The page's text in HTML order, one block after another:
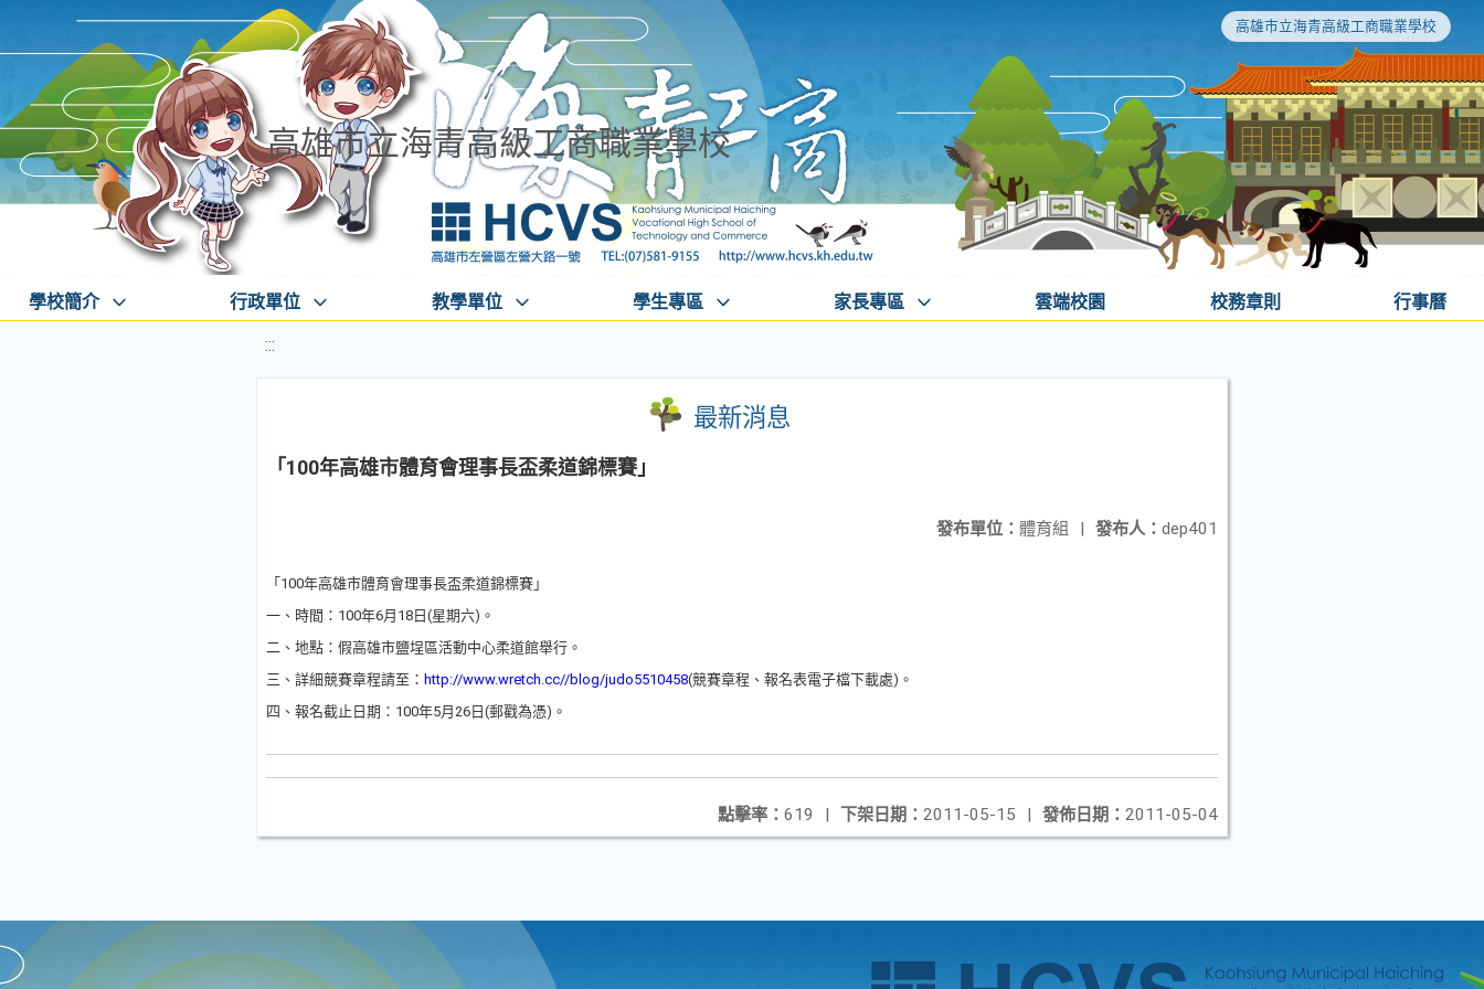
高雄市立海青高級工商職業學校
高雄市立海青高級工商職業學校
學校簡介 行政單位 教學單位 學生專區 家長專區 雲端校園 校務章則 行事曆
:::
最新消息
「100年高雄市體育會理事長盃柔道錦標賽」
發布人： dep401
發布單位： 體育組 |
「100年高雄市體育會理事長盃柔道錦標賽」
一、時間：100年6月18日(星期六)。
二、地點：假高雄市鹽埕區活動中心柔道館舉行。
三、詳細競賽章程請至： http://www.wretch.cc//blog/judo5510458(競賽章程、報名表電子檔下載處)。
四、報名截止日期：100年5月26日(郵戳為憑)。
發佈日期： 2011-05-04
下架日期： 2011-05-15 |
點擊率： 619 |